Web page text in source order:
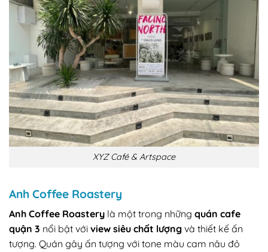
XYZ Café & Artspace
Anh Coffee Roastery
Anh Coffee Roastery là một trong những quán cafe
quận 3 nổi bật với view siêu chất lượng và thiết kế ấn
tượng. Quán gây ấn tượng với tone màu cam nâu đỏ